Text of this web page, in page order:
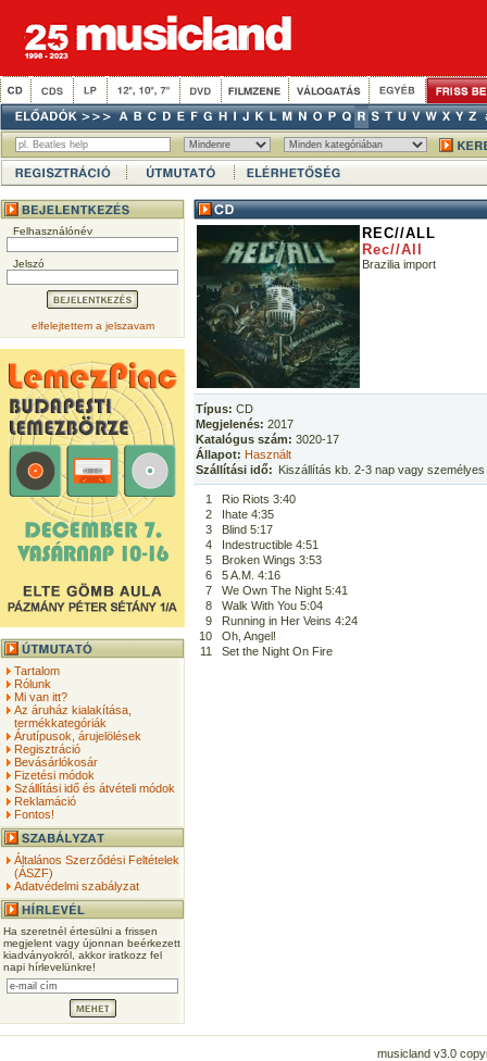
Felhasználónév
Jelszó
elfelejtettem a jelszavam
Tartalom
Rólunk
Mi van itt?
Az áruház kialakítása,
termékkategóriák
Árutípusok, árujelölések
Regisztráció
Bevásárlókosár
Fizetési módok
Szállítási idő és átvételi módok
Reklamáció
Fontos!
Általános Szerződési Feltételek
(ÁSZF)
Adatvédelmi szabályzat
Ha szeretnél értesülni a frissen
megjelent vagy újonnan beérkezett
kiadványokról, akkor iratkozz fel
napi hírlevelünkre!
REC//ALL
Rec//All
Brazilia import
Típus: CD
Megjelenés: 2017
Katalógus szám: 3020-17
Állapot: Használt
Szállítási idő: Kiszállítás kb. 2-3 nap vagy
1
Rio Riots 3:40
2
Ihate 4:35
3
Blind 5:17
4
Indestructible 4:51
5
Broken Wings 3:53
6
5 A.M. 4:16
7
We Own The Night 5:41
8
Walk With You 5:04
9
Running in Her Veins 4:24
10
Oh, Angel!
11
Set the Night On Fire
musicland v3.0